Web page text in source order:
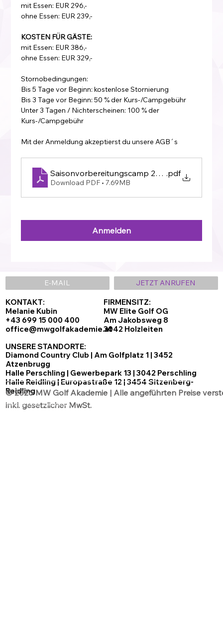
mit Essen: EUR 296,-
ohne Essen: EUR 239,-
KOSTEN FÜR GÄSTE:
mit Essen: EUR 386,-
ohne Essen: EUR 329,-
Stornobedingungen:
Bis 5 Tage vor Beginn: kostenlose Stornierung
Bis 3 Tage vor Beginn: 50 % der Kurs-/Campgebühr
Unter 3 Tagen / Nichterscheinen: 100 % der
Kurs-/Campgebühr
Mit der Anmeldung akzeptierst du unsere AGB´s
Saisonvorbereitungscamp 2027.pdf
Download PDF • 7.69MB
Anmelden
FIRMENSITZ:
MW Elite Golf OG
Am Jakobsweg 8
3042 Holzleiten
Diamond Country Club | Am Golfplatz 1 | 3452
Atzenbrugg
Halle Perschling | Gewerbepark 13 | 3042 Perschling
Halle Reidling | Europastraße 12 | 3454 Sitzenberg-
Reidling
UNSERE STANDORTE:
KONTAKT:
Melanie Kubin
+43 699 15 000 400
office@mwgolfakademie.at
JETZT ANRUFEN
© 2026 MW Golf Akademie | Alle angeführten Preise
inkl. gesetzlicher MwSt.
DatenschutzAGB´sImpressum
E-MAIL